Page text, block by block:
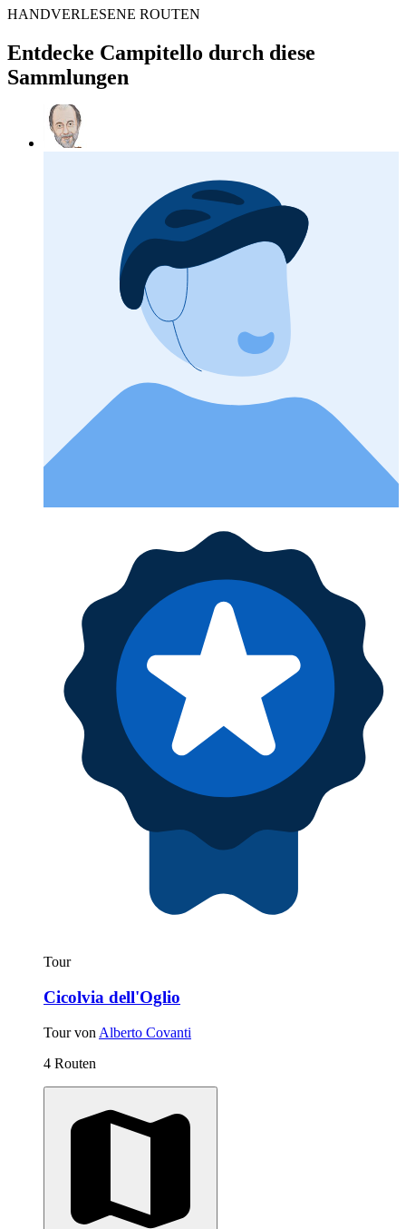
HANDVERLESENE ROUTEN
Entdecke Campitello durch diese
Sammlungen
Tour
Cicolvia dell'Oglio
Tour von Alberto Covanti
4 Routen